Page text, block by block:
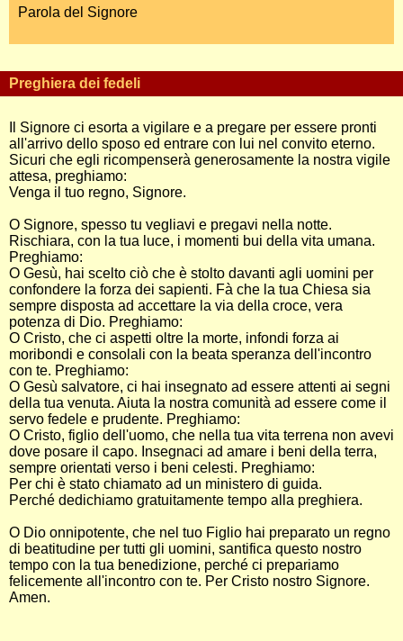
Parola del Signore
Preghiera dei fedeli
Il Signore ci esorta a vigilare e a pregare per essere pronti
all'arrivo dello sposo ed entrare con lui nel convito eterno.
Sicuri che egli ricompenserà generosamente la nostra vigile
attesa, preghiamo:
Venga il tuo regno, Signore.
O Signore, spesso tu vegliavi e pregavi nella notte.
Rischiara, con la tua luce, i momenti bui della vita umana.
Preghiamo:
O Gesù, hai scelto ciò che è stolto davanti agli uomini per
confondere la forza dei sapienti. Fà che la tua Chiesa sia
sempre disposta ad accettare la via della croce, vera
potenza di Dio. Preghiamo:
O Cristo, che ci aspetti oltre la morte, infondi forza ai
moribondi e consolali con la beata speranza dell'incontro
con te. Preghiamo:
O Gesù salvatore, ci hai insegnato ad essere attenti ai segni
della tua venuta. Aiuta la nostra comunità ad essere come il
servo fedele e prudente. Preghiamo:
O Cristo, figlio dell'uomo, che nella tua vita terrena non avevi
dove posare il capo. Insegnaci ad amare i beni della terra,
sempre orientati verso i beni celesti. Preghiamo:
Per chi è stato chiamato ad un ministero di guida.
Perché dedichiamo gratuitamente tempo alla preghiera.
O Dio onnipotente, che nel tuo Figlio hai preparato un regno
di beatitudine per tutti gli uomini, santifica questo nostro
tempo con la tua benedizione, perché ci prepariamo
felicemente all'incontro con te. Per Cristo nostro Signore.
Amen.